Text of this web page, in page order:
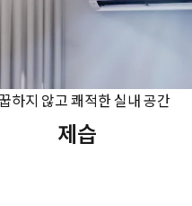
하지 않고 쾌적한 실내 공간
제습